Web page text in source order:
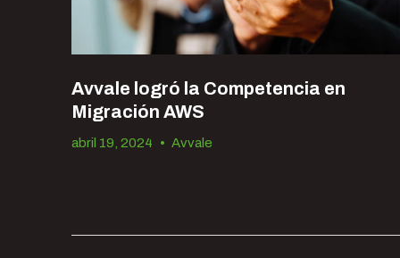
Avvale logró la Competencia en
Migración AWS
abril 19, 2024 • Avvale